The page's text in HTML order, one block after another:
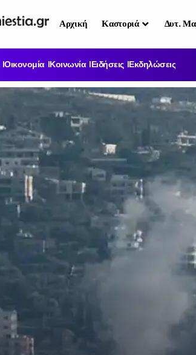
Αρχική Καστοριά Δυτ.
Οικονομία Κοινωνία Ειδήσεις Εκδηλώσεις